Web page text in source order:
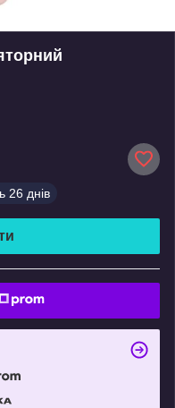
26 днів